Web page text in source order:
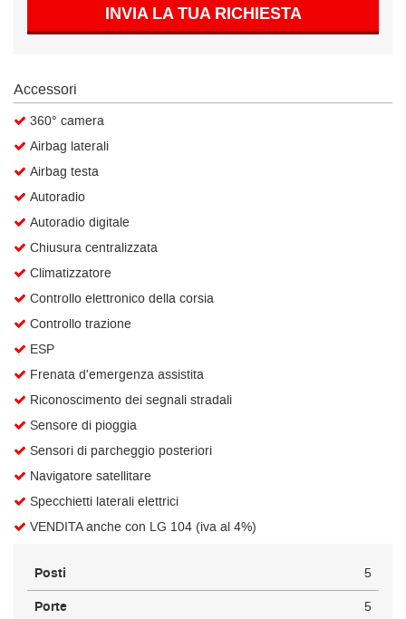
INVIA LA TUA RICHIESTA
Accessori
360° camera
Airbag laterali
Airbag testa
Autoradio
Autoradio digitale
Chiusura centralizzata
Climatizzatore
Controllo elettronico della corsia
Controllo trazione
ESP
Frenata d'emergenza assistita
Riconoscimento dei segnali stradali
Sensore di pioggia
Sensori di parcheggio posteriori
Navigatore satellitare
Specchietti laterali elettrici
VENDITA anche con LG 104 (iva al 4%)
Posti 5
Porte 5
impostazioni